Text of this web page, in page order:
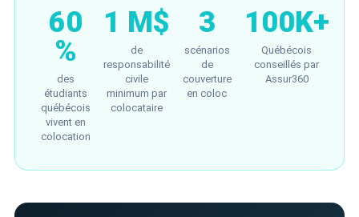
60
%
des
étudiants
québécois
vivent en
colocation
1 M$
de
responsabilité
civile
minimum par
colocataire
3
scénarios
de
couverture
en coloc
100K+
Québécois
conseillés par
Assur360